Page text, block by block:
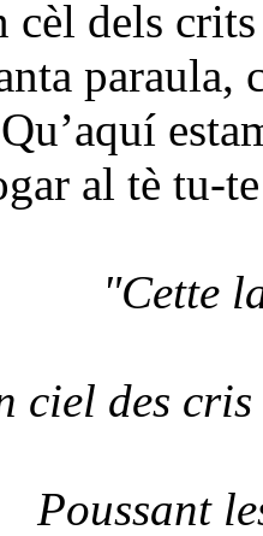
cèl dels
paraula,
Qu’aquí
al tè tu-
"Cette
ciel des
Poussant